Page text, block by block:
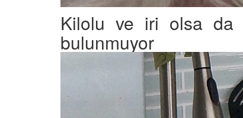
Kilolu ve iri olsa da
bulunmuyor